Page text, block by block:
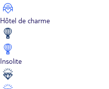
Hôtel de charme
Insolite